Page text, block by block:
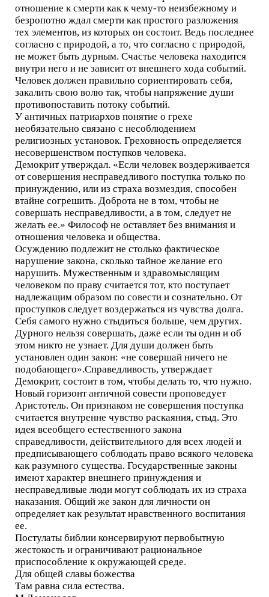
отношение к смерти как к чему-то неизбежному и
безропотно ждал смерти как простого разложения
тех элементов, из которых он состоит. Ведь последнее
согласно с природой, а то, что согласно с природой,
не может быть дурным. Счастье человека находится
внутри него и не зависит от внешнего хода событий.
Человек должен правильно сориентировать себя,
закалить свою волю так, чтобы напряжение души
противопоставить потоку событий.
У античных патриархов понятие о грехе
необязательно связано с несоблюдением
религиозных установок. Греховность определяется
несовершенством поступков человека.
Демокрит утверждал. «Если человек воздерживается
от совершения несправедливого поступка только по
принуждению, или из страха возмездия, способен
втайне согрешить. Доброта не в том, чтобы не
совершать несправедливости, а в том, следует не
желать ее.» Философ не оставляет без внимания и
отношения человека и общества.
Осуждению подлежит не столько фактическое
нарушение закона, сколько тайное желание его
нарушить. Мужественным и здравомыслящим
человеком по праву считается тот, кто поступает
надлежащим образом по совести и сознательно. От
проступков следует воздержаться из чувства долга.
Себя самого нужно стыдиться больше, чем других.
Дурного нельзя совершать, даже если ты один и об
этом никто не узнает. Для души должен быть
установлен один закон: «не совершай ничего не
подобающего».Справедливость, утверждает
Демокрит, состоит в том, чтобы делать то, что нужно.
Новый горизонт античной совести проповедует
Аристотель. Он признаком не совершения поступка
считается внутренне чувство раскаяния, стыд. Это
идея всеобщего естественного закона
справедливости, действительного для всех людей и
предписывающего соблюдать право всякого человека
как разумного существа. Государственные законы
имеют характер внешнего принуждения и
несправедливые люди могут соблюдать их из страха
наказания. Общий же закон для личности он
определяет как результат нравственного воспитания
ее.
Постулаты библии консервируют первобытную
жестокость и ограничивают рациональное
приспособление к окружающей среде.
Для общей славы божества
Там равна сила естества.